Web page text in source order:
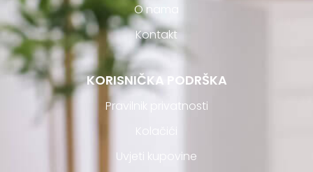
O nama
Kontakt
KORISNIČKA PODRŠKA
Pravilnik privatnosti
Uvjeti kupovine